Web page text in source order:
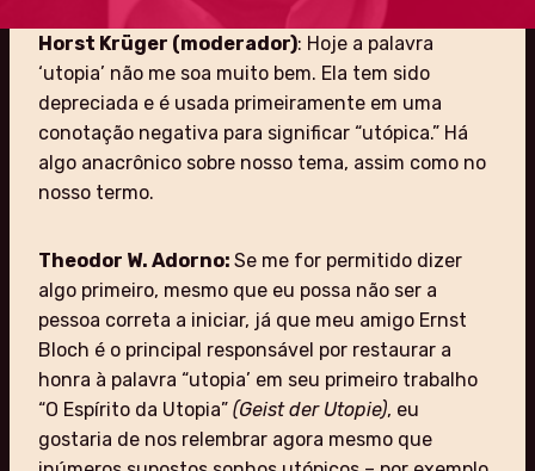
Horst Krüger (moderador): Hoje a palavra
‘utopia’ não me soa muito bem. Ela tem sido
depreciada e é usada primeiramente em uma
conotação negativa para significar “utópica.” Há
algo anacrônico sobre nosso tema, assim como no
nosso termo.
Theodor W. Adorno: Se me for permitido dizer
algo primeiro, mesmo que eu possa não ser a
pessoa correta a iniciar, já que meu amigo Ernst
Bloch é o principal responsável por restaurar a
honra à palavra “utopia’ em seu primeiro trabalho
“O Espírito da Utopia” (Geist der Utopie), eu
gostaria de nos relembrar agora mesmo que